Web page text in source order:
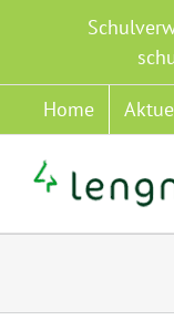
springen
Home